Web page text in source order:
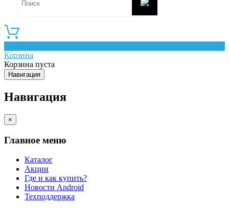
Корзина
Корзина пуста
Навигация
Навигация
×
Главное меню
Каталог
Акции
Где и как купить?
Новости Android
Техподдержка